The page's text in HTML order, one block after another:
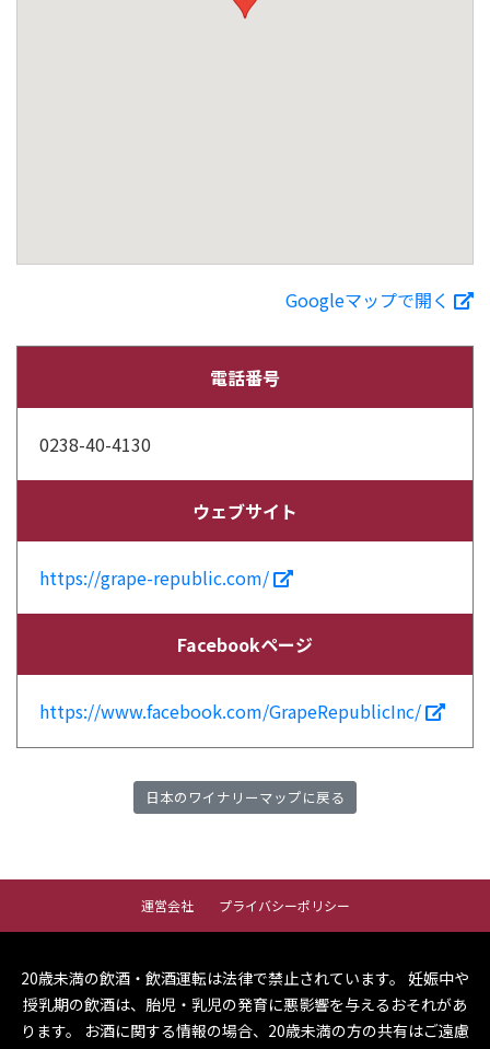
Googleマップで開く
電話番号
0238-40-4130
ウェブサイト
https://grape-republic.com/
Facebookページ
https://www.facebook.com/GrapeRepublicInc/
日本のワイナリーマップに戻る
運営会社 プライバシーポリシー
20歳未満の飲酒・飲酒運転は法律で禁止されています。 妊娠中や
授乳期の飲酒は、胎児・乳児の発育に悪影響を与えるおそれがあ
ります。
お酒に関する情報の場合、20歳未満の方の共有はご遠慮